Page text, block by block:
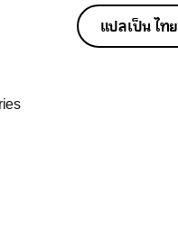
แปลเป็น ไทย